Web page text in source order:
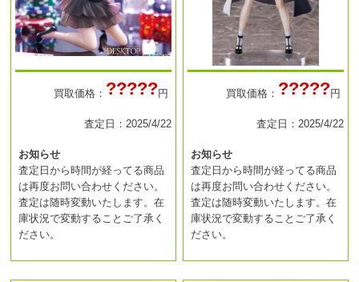
買取価格： ?????円
査定日：2025/4/22
お知らせ
査定日から時間が経ってる商品
は再度お問い合わせください。
査定は随時変動いたします。在
庫状況で変動することご了承く
ださい。
買取価格： ?????円
査定日：2025/4/22
お知らせ
査定日から時間が経ってる商品
は再度お問い合わせください。
査定は随時変動いたします。在
庫状況で変動することご了承く
ださい。